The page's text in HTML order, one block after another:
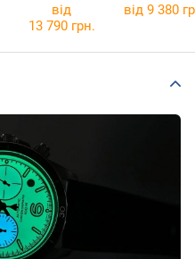
від
13 790 грн.
від 9 380